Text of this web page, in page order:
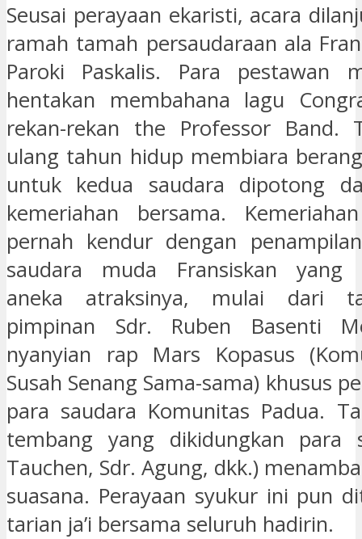
Seusai perayaan ekaristi, acara
ramah tamah persaudaraan ala
Paroki Paskalis. Para pestawan
hentakan membahana lagu
rekan-rekan the Professor Band.
ulang tahun hidup membiara
untuk kedua saudara dipotong
kemeriahan bersama.
pernah kendur dengan
saudara muda Fransiskan yang
aneka atraksinya, mulai dari
pimpinan Sdr. Ruben Basenti
nyanyian rap Mars Kopasus
Susah Senang Sama-sama) khusus
para saudara Komunitas Padua.
tembang yang dikidungkan para
Tauchen, Sdr. Agung, dkk.)
suasana. Perayaan syukur ini pun
tarian ja’i bersama seluruh hadirin.